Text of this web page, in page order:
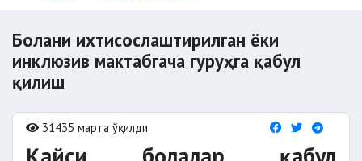
Болани ихтисослаштирилган ёки
инклюзив мактабгача гуруҳга қабул
қилиш
31435 марта ўқилди